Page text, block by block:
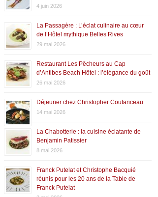
4 juin 2026
La Passagère : L’éclat culinaire au cœur
de l’Hôtel mythique Belles Rives
29 mai 2026
Restaurant Les Pêcheurs au Cap
d’Antibes Beach Hôtel : l’élégance du goût
26 mai 2026
Déjeuner chez Christopher Coutanceau
14 mai 2026
La Chabotterie : la cuisine éclatante de
Benjamin Patissier
8 mai 2026
Franck Putelat et Christophe Bacquié
réunis pour les 20 ans de la Table de
Franck Putelat